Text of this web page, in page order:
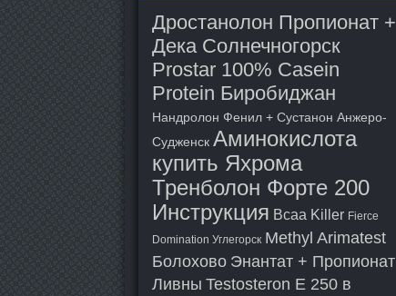
Дростанолон Пропионат +
Дека Солнечногорск
Prostar 100% Casein
Protein Биробиджан
Нандролон Фенил + Сустанон Анжеро-
Судженск Аминокислота
купить Яхрома
Тренболон Форте 200
Инструкция Bcaa Killer Fierce
Domination Углегорск Methyl Arimatest
Болохово Энантат + Пропионат
Ливны Testosteron E 250 в